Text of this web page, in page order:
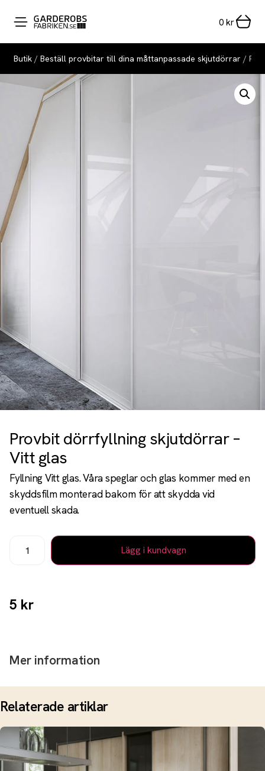
0 kr
Butik / Beställ provbitar till dina måttanpassade skjutdörrar /
Provbit dörrfyllning skjutdörrar –
Vitt glas
Fyllning Vitt glas. Våra speglar och glas kommer med en
skyddsfilm monterad bakom för att skydda vid
eventuell skada.
Lägg i kundvagn
5 kr
Mer information
Relaterade artiklar